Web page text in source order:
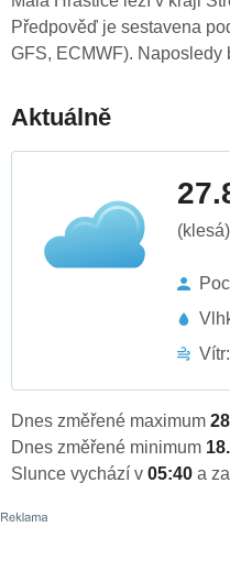
Předpověď je sestavena
GFS, ECMWF). Naposledy
Aktuálně
(klesá)
Vítr:
Dnes změřené maximum
Dnes změřené minimum
Slunce vychází v 05:40 a